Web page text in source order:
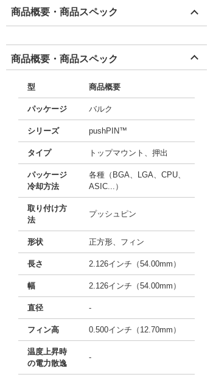
商品概要・商品スペック
商品概要・商品スペック
型 商品概要
パッケージ バルク
シリーズ pushPIN™
タイプ トップマウント、押出
パッケージ
冷却方法
各種（BGA、LGA、CPU、
ASIC...）
取り付け方
法
プッシュピン
形状 正方形、フィン
長さ 2.126インチ（54.00mm）
幅 2.126インチ（54.00mm）
直径 -
フィン高 0.500インチ（12.70mm）
温度上昇時
の電力散逸
-